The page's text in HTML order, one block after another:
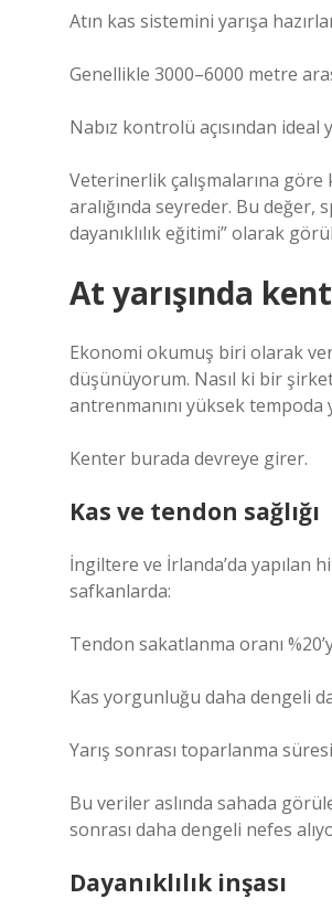
Atın kas sistemini yarışa
Genellikle 3000–6000 metre
Nabız kontrolü açısından
Veterinerlik çalışmalarına göre
aralığında seyreder. Bu değer,
dayanıklılık eğitimi” olarak
At yarışında
Ekonomi okumuş biri olarak veri
düşünüyorum. Nasıl ki bir
antrenmanını yüksek tempoda
Kenter burada devreye girer.
Kas ve tendon sağlığı
İngiltere ve İrlanda’da yapılan
safkanlarda:
Tendon sakatlanma oranı
Kas yorgunluğu daha dengeli
Yarış sonrası toparlanma
Bu veriler aslında sahada
sonrası daha dengeli nefes
Dayanıklılık inşası